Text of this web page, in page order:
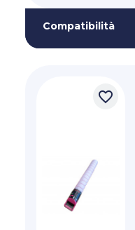
Compatibilità
favorite_border